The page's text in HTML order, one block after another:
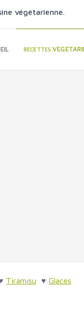
végétarienne.
RECETTES
Tiramisu ♥ Glaces